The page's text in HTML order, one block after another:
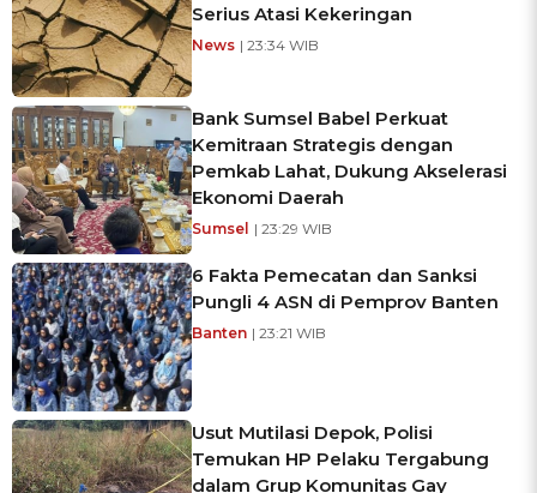
Serius Atasi Kekeringan
News | 23:34 WIB
Bank Sumsel Babel Perkuat
Kemitraan Strategis dengan
Pemkab Lahat, Dukung Akselerasi
Ekonomi Daerah
Sumsel | 23:29 WIB
6 Fakta Pemecatan dan Sanksi
Pungli 4 ASN di Pemprov Banten
Banten | 23:21 WIB
Usut Mutilasi Depok, Polisi
Temukan HP Pelaku Tergabung
dalam Grup Komunitas Gay